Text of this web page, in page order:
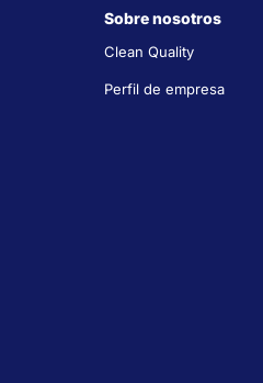
Sobre nosotros
Clean Quality
Perfil de empresa